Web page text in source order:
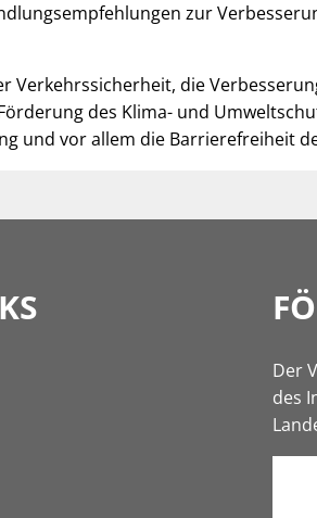
zur
Verkehrssicherheit, die
des Klima- und
und vor allem die Barrierefreiheit
Der
des